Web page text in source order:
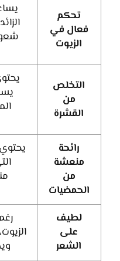
تحكم
فعال في
الزيوت
التخلص
من
القشرة
رائحة
منعشة
من
الحمضيات
لطيف
على
الشعر